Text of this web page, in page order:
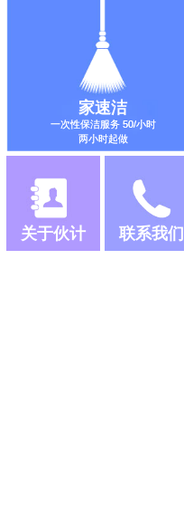
家速洁
一次性保洁服务 50/小时
两小时起做
关于伙计 联系我们